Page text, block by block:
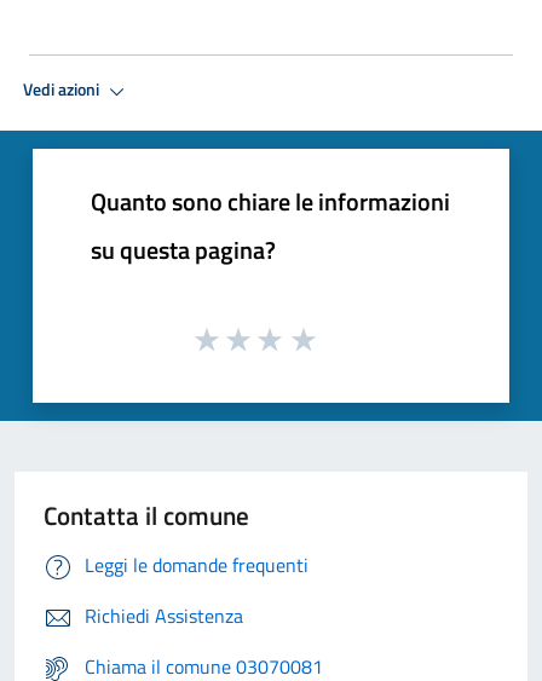
Vedi azioni
Quanto sono chiare le informazioni
su questa pagina?
Contatta il comune
Leggi le domande frequenti
Richiedi Assistenza
Chiama il comune 03070081